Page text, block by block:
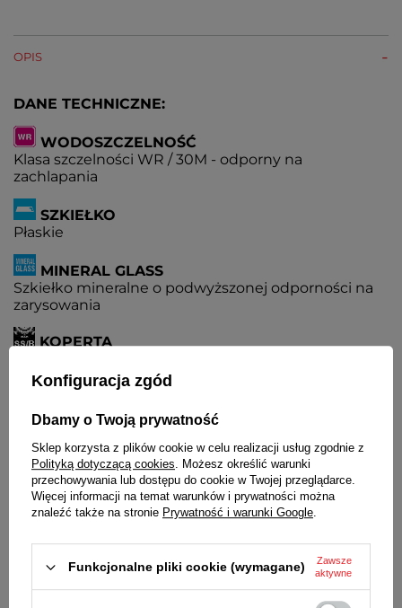
OPIS
DANE TECHNICZNE:
WODOSZCZELNOŚĆ
Klasa szczelności WR / 30M - odporny na
zachlapania
SZKIEŁKO
Płaskie
MINERAL GLASS
Szkiełko mineralne o podwyższonej odporności na
zarysowania
KOPERTA
Skórzany
BATERIA
Czas działania zegarka bez konieczności wymiany
baterii - 3 lata
MECHANIZM
ŚREDNICA KOPERTY
Konfiguracja zgód
Dbamy o Twoją prywatność
Sklep korzysta z plików cookie w celu realizacji usług zgodnie z
Polityką dotyczącą cookies. Możesz określić warunki
przechowywania lub dostępu do cookie w Twojej przeglądarce.
Więcej informacji na temat warunków i prywatności można
znaleźć także na stronie Prywatność i warunki Google.
Funkcjonalne pliki cookie (wymagane)
Zawsze
aktywne